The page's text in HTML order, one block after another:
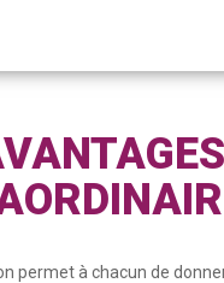
permet à chacun de